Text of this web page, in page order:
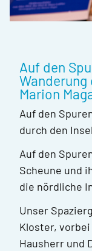
Auf den
Marion
Auf den
durch den
Auf den
Scheune und
die nördliche
Unser
Kloster,
Hausherr und